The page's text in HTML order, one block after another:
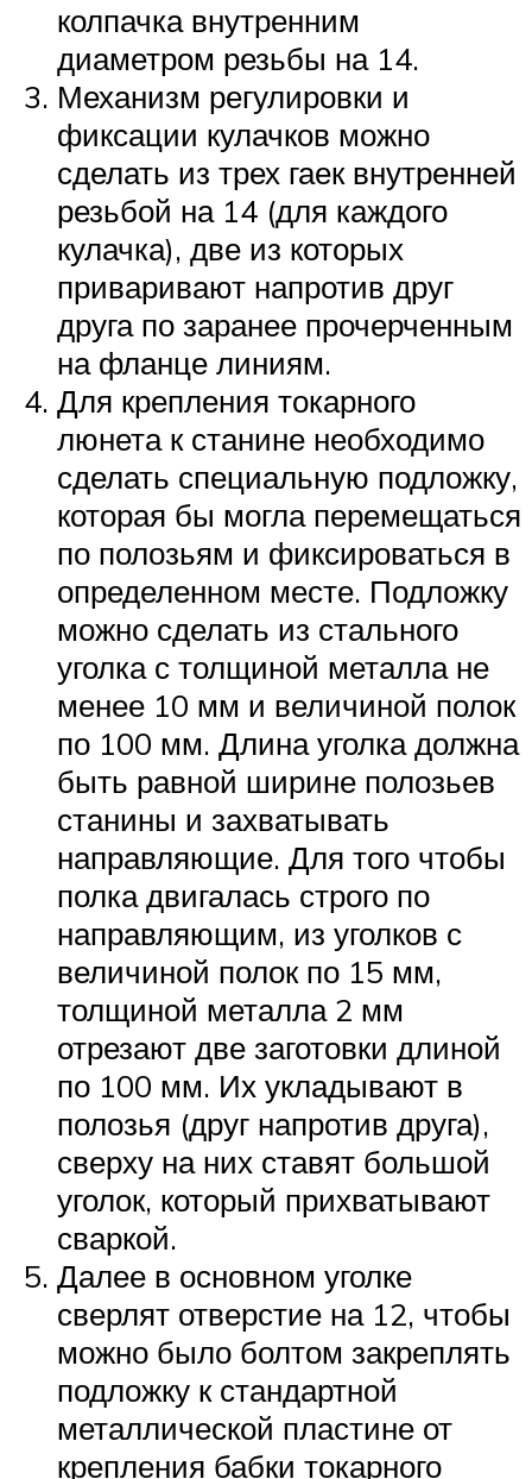
колпачка внутренним
диаметром резьбы на 14.
Механизм регулировки и
фиксации кулачков можно
сделать из трех гаек внутренней
резьбой на 14 (для каждого
кулачка), две из которых
приваривают напротив друг
друга по заранее прочерченным
на фланце линиям.
Для крепления токарного
люнета к станине необходимо
сделать специальную подложку,
которая бы могла перемещаться
по полозьям и фиксироваться в
определенном месте. Подложку
можно сделать из стального
уголка с толщиной металла не
менее 10 мм и величиной полок
по 100 мм. Длина уголка должна
быть равной ширине полозьев
станины и захватывать
направляющие. Для того чтобы
полка двигалась строго по
направляющим, из уголков с
величиной полок по 15 мм,
толщиной металла 2 мм
отрезают две заготовки длиной
по 100 мм. Их укладывают в
полозья (друг напротив друга),
сверху на них ставят большой
уголок, который прихватывают
сваркой.
Далее в основном уголке
сверлят отверстие на 12, чтобы
можно было болтом закреплять
подложку к стандартной
металлической пластине от
крепления бабки токарного